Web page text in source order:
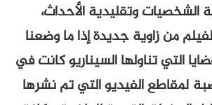
الشخصيات وتقليدية الأحداث،
من زاوية جديدة إذا ما وضعنا
التي تناولها السيناريو كانت في
لمقاطع الفيديو التي تم نشرها